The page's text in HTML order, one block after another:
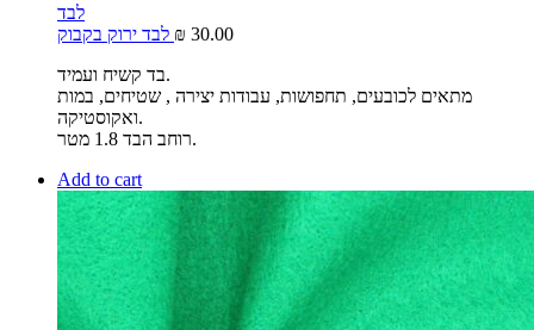
לבד
₪ 30.00
בד קשיח ועמיד.
מתאים לכובעים, תחפושות, עבודות יצירה , שטיחים, במות
ואקוסטיקה.
רוחב הבד 1.8 מטר.
Add to cart